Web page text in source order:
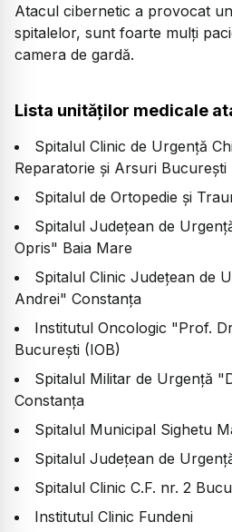
Atacul cibernetic a provocat
spitalelor, sunt foarte mulți
camera de gardă.
Lista unităților medicale
​Spitalul Clinic de Urgență
Reparatorie și Arsuri București
​Spitalul de Ortopedie și
​Spitalul Județean de
Opris" Baia Mare
​Spitalul Clinic Județean de
Andrei" Constanța
​Institutul Oncologic "Prof.
București (IOB)
​Spitalul Militar de Urgență
Constanța
​Spitalul Municipal Sighetu
​Spitalul Județean de
​Spitalul Clinic C.F. nr. 2
​Institutul Clinic Fundeni